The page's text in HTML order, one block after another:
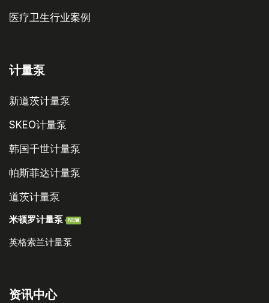
医疗卫生行业案例
计量泵
新道茨计量泵
SKEO计量泵
韩国千世计量泵
帕斯菲达计量泵
道茨计量泵
米顿罗计量泵 NEW
英格索兰计量泵
资讯中心